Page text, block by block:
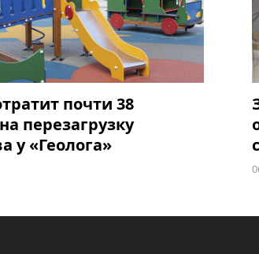
почти 38
перезагрузку
у «Геолога»